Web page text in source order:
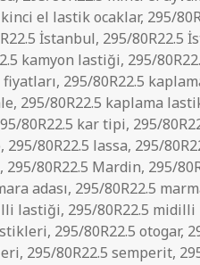
el lastik ocaklar, 295/
İstanbul, 295/80R22.5
kamyon lastiği, 295/
, 295/80R22.5
, 295/80R22.5 kaplama
80R22.5 kar tipi, 295/
, 295/80R22.5 lassa, 295/
, 295/80R22.5 Mardin, 295/
adası, 295/80R22.5
lastiği, 295/80R22.5
, 295/80R22.5 otogar,
, 295/80R22.5 semperit,